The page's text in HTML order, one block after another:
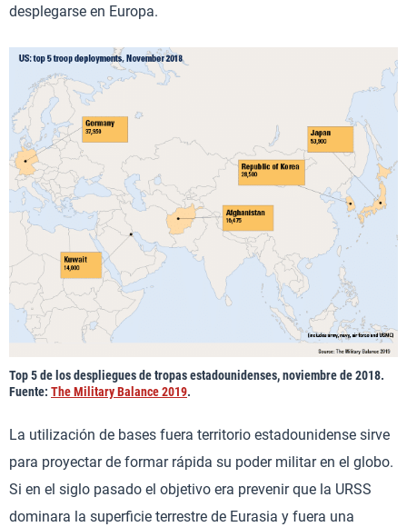
desplegarse en Europa.
Top 5 de los despliegues de tropas estadounidenses, noviembre de 2018.
Fuente: The Military Balance 2019.
La utilización de bases fuera territorio estadounidense sirve
para proyectar de formar rápida su poder militar en el globo.
Si en el siglo pasado el objetivo era prevenir que la URSS
dominara la superficie terrestre de Eurasia y fuera una